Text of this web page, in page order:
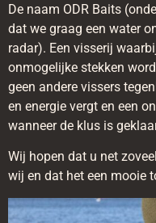
De naam ODR Baits
dat we graag een water
radar). Een visserij
onmogelijke stekken
geen andere vissers
en energie vergt en een
wanneer de klus is
Wij hopen dat u net
wij en dat het een mooie